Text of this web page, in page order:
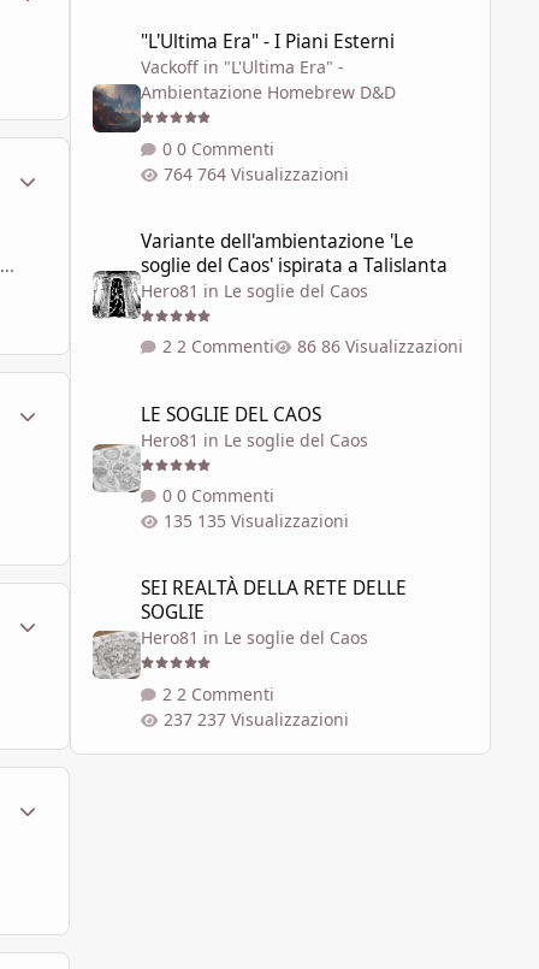
Statistiche Autore
Statistiche Autore
Statistiche Autore
"L'Ultima Era" - I Piani Esterni
Vackoffin "L'Ultima Era" -
Ambientazione Homebrew D&D
0 Commenti
764 Visualizzazioni
Variante dell'ambientazione 'Le
soglie del Caos' ispirata a Talislanta
Hero81 in Le soglie del Caos
2 Commenti 86 Visualizzazioni
LE SOGLIE DEL CAOS
Hero81 in Le soglie del Caos
0 Commenti
135 Visualizzazioni
SEI REALTÀ DELLA RETE DELLE
SOGLIE
Hero81 in Le soglie del Caos
2 Commenti
237 Visualizzazioni